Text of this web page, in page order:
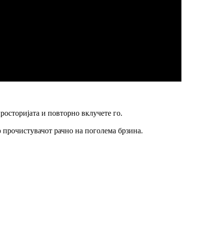
и повторно вклучете го.
рачно на поголема брзина.